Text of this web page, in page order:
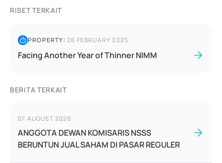
RISET TERKAIT
PROPERTY|28 FEBRUARY 2025
Facing Another Year of Thinner NIMM
BERITA TERKAIT
07 AUGUST 2026
ANGGOTA DEWAN KOMISARIS NSSS
BERUNTUN JUAL SAHAM DI PASAR REGULER